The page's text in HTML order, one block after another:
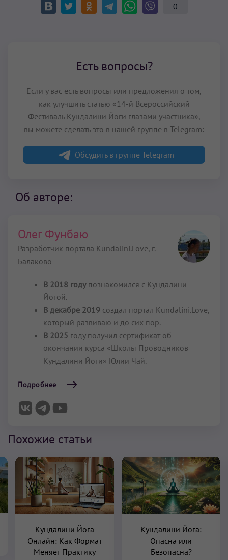
0
Есть вопросы?
Если у вас есть вопросы или предложения о том,
как улучшить статью «14-й Всероссийский
Фестиваль Кундалини Йоги глазами участника»,
вы можете сделать это в нашей группе в Telegram:
Обсудить в группе Telegram
Об авторе:
Олег Фунбаю
Разработчик портала Kundalini.Love, г.
Балаково
В 2018 годупознакомился с Кундалини
Йогой.
В декабре 2019 создал портал Kundalini.Love,
который развиваю и до сих пор.
В 2025 году получил сертификат об
окончании курса «Школы Проводников
Кундалини Йоги» Юлии Чай.
Подробнее
Похожие статьи
Кундалини Йога
Онлайн: Как Формат
Меняет Практику
Кундалини Йога:
Опасна или
Безопасна?